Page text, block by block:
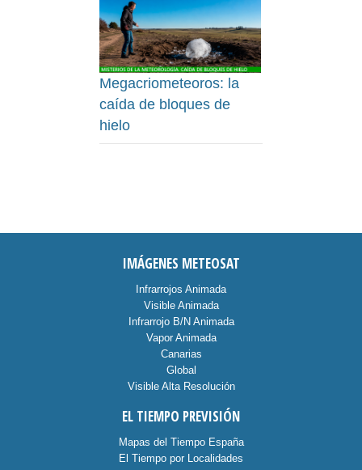
Megacriometeoros: la
caída de bloques de
hielo
IMÁGENES METEOSAT
Infrarrojos Animada
Visible Animada
Infrarrojo B/N Animada
Vapor Animada
Canarias
Global
Visible Alta Resolución
EL TIEMPO PREVISIÓN
Mapas del Tiempo España
El Tiempo por Localidades